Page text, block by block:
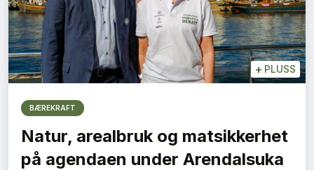
+ PLUSS
BÆREKRAFT
Natur, arealbruk og matsikkerhet
på agendaen under Arendalsuka